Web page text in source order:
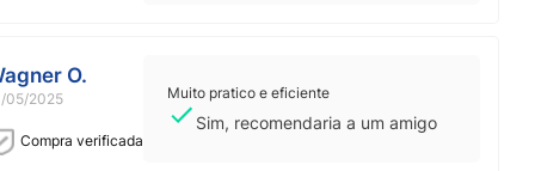
O.
05/2025
Compra verificada
Muito pratico e eficiente
Sim, recomendaria a um amigo